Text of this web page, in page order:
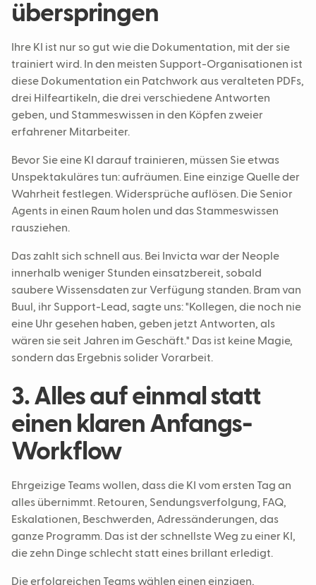
überspringen
Ihre KI ist nur so gut wie die Dokumentation, mit der sie
trainiert wird. In den meisten Support-Organisationen ist
diese Dokumentation ein Patchwork aus veralteten PDFs,
drei Hilfeartikeln, die drei verschiedene Antworten
geben, und Stammeswissen in den Köpfen zweier
erfahrener Mitarbeiter.
Bevor Sie eine KI darauf trainieren, müssen Sie etwas
Unspektakuläres tun: aufräumen. Eine einzige Quelle der
Wahrheit festlegen. Widersprüche auflösen. Die Senior
Agents in einen Raum holen und das Stammeswissen
rausziehen.
Das zahlt sich schnell aus. Bei Invicta war der Neople
innerhalb weniger Stunden einsatzbereit, sobald
saubere Wissensdaten zur Verfügung standen. Bram van
Buul, ihr Support-Lead, sagte uns: "Kollegen, die noch nie
eine Uhr gesehen haben, geben jetzt Antworten, als
wären sie seit Jahren im Geschäft." Das ist keine Magie,
sondern das Ergebnis solider Vorarbeit.
3. Alles auf einmal statt
einen klaren Anfangs-
Workflow
Ehrgeizige Teams wollen, dass die KI vom ersten Tag an
alles übernimmt. Retouren, Sendungsverfolgung, FAQ,
Eskalationen, Beschwerden, Adressänderungen, das
ganze Programm. Das ist der schnellste Weg zu einer KI,
die zehn Dinge schlecht statt eines brillant erledigt.
Die erfolgreichen Teams wählen einen einzigen,